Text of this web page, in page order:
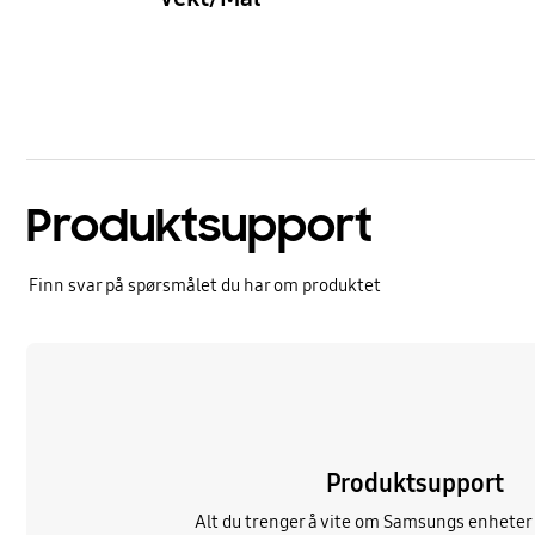
Produktsupport
Finn svar på spørsmålet du har om produktet
Produktsupport
Alt du trenger å vite om Samsungs